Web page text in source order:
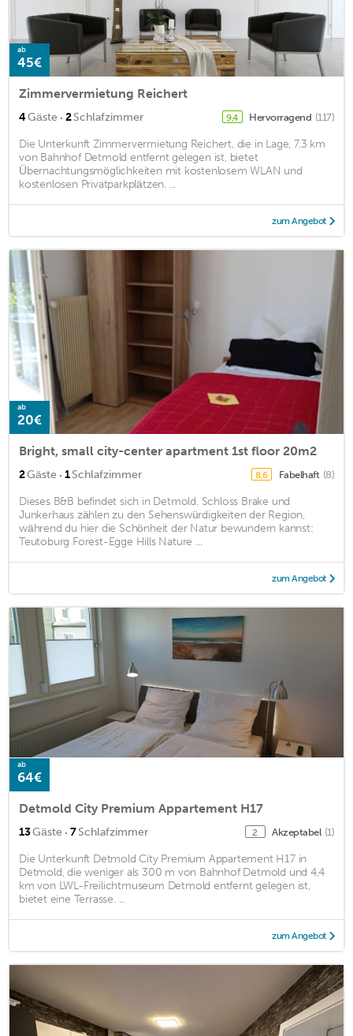
ab
45€
Zimmervermietung Reichert
4Gäste · 2Schlafzimmer 9,4 Hervorragend (117)
Die Unterkunft Zimmervermietung Reichert, die in Lage, 7,3 km
von Bahnhof Detmold entfernt gelegen ist, bietet
Übernachtungsmöglichkeiten mit kostenlosem WLAN und
kostenlosen Privatparkplätzen. ...
zum Angebot
ab
20€
Bright, small city-center apartment 1st floor 20m2
2Gäste · 1Schlafzimmer 8,6 Fabelhaft (8)
Dieses B&B befindet sich in Detmold. Schloss Brake und
Junkerhaus zählen zu den Sehenswürdigkeiten der Region,
während du hier die Schönheit der Natur bewundern kannst:
Teutoburg Forest-Egge Hills Nature ...
zum Angebot
ab
64€
Detmold City Premium Appartement H17
13Gäste · 7Schlafzimmer 2 Akzeptabel (1)
Die Unterkunft Detmold City Premium Appartement H17 in
Detmold, die weniger als 300 m von Bahnhof Detmold und 4,4
km von LWL-Freilichtmuseum Detmold entfernt gelegen ist,
bietet eine Terrasse. ...
zum Angebot